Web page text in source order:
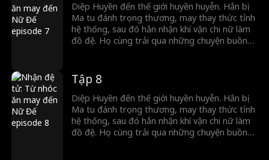
Diệp Huyền đến thế giới huyền huyễn. Hắn bị
Ma tu đánh trọng thương, may thay thức tỉnh
hệ thống, sau đó hắn nhận khí vận chi nữ làm
đồ đệ. Họ cùng trải qua những chuyện buồn
đáp trả, vang danh đại lục.
Tập 8
Diệp Huyền đến thế giới huyền huyễn. Hắn bị
Ma tu đánh trọng thương, may thay thức tỉnh
hệ thống, sau đó hắn nhận khí vận chi nữ làm
đồ đệ. Họ cùng trải qua những chuyện buồn